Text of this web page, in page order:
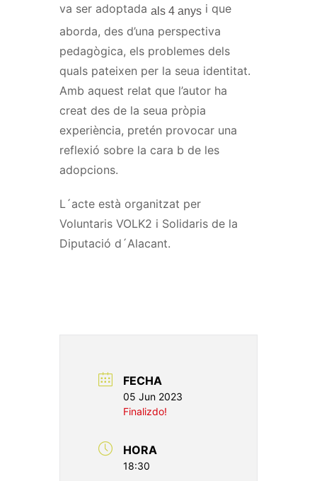
va ser adoptada als 4 anys i que
aborda, des d’una perspectiva
pedagògica, els problemes dels
quals pateixen per la seua identitat.
Amb aquest relat que l’autor ha
creat des de la seua pròpia
experiència, pretén provocar una
reflexió sobre la cara b de les
adopcions.
L ´acte està organitzat per
Voluntaris VOLK2 i Solidaris de la
Diputació d ´Alacant.
FECHA
05 Jun 2023
Finalizdo!
HORA
18:30